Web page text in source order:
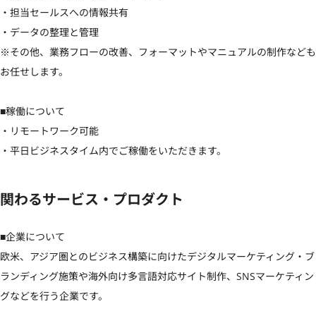
・担当セールスへの情報共有
・データの整理と管理
※その他、業務フローの改善、フォーマットやマニュアルの制作なども
お任せします。
■稼働について
・リモートワーク可能
・平日ビジネスタイム内でご稼働をいただきます。
関わるサービス・プロダクト
■企業について
欧米、アジア圏とのビジネス構築に向けたデジタルマーケティング・ブ
ランディング施策や海外向け多言語対応サイト制作、SNSマーケティン
グなどを行う企業です。